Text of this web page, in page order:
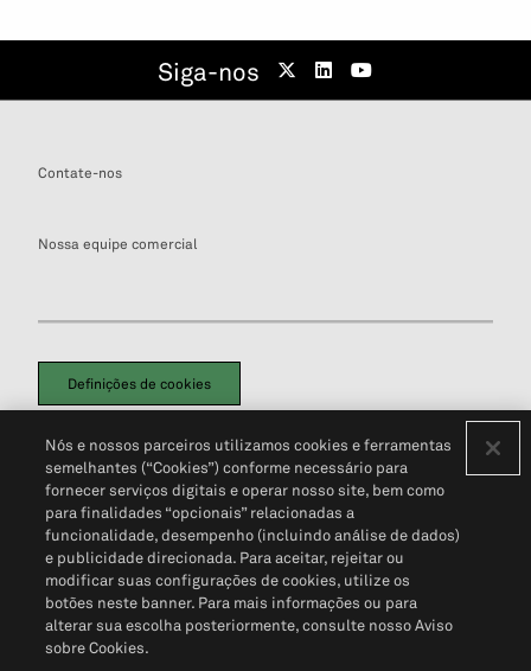
Siga-nos
Contate-nos
Nossa equipe comercial
Definições de cookies
Política de PrivacidadePortal de privacidade do cliente (em inglês)
Não Venda Minhas Informações Pessoais© 2026 S&P Global
Nós e nossos parceiros utilizamos cookies e ferramentas
semelhantes (“Cookies”) conforme necessário para
fornecer serviços digitais e operar nosso site, bem como
para finalidades “opcionais” relacionadas a
funcionalidade, desempenho (incluindo análise de dados)
e publicidade direcionada. Para aceitar, rejeitar ou
modificar suas configurações de cookies, utilize os
botões neste banner. Para mais informações ou para
alterar sua escolha posteriormente, consulte nosso Aviso
sobre Cookies.